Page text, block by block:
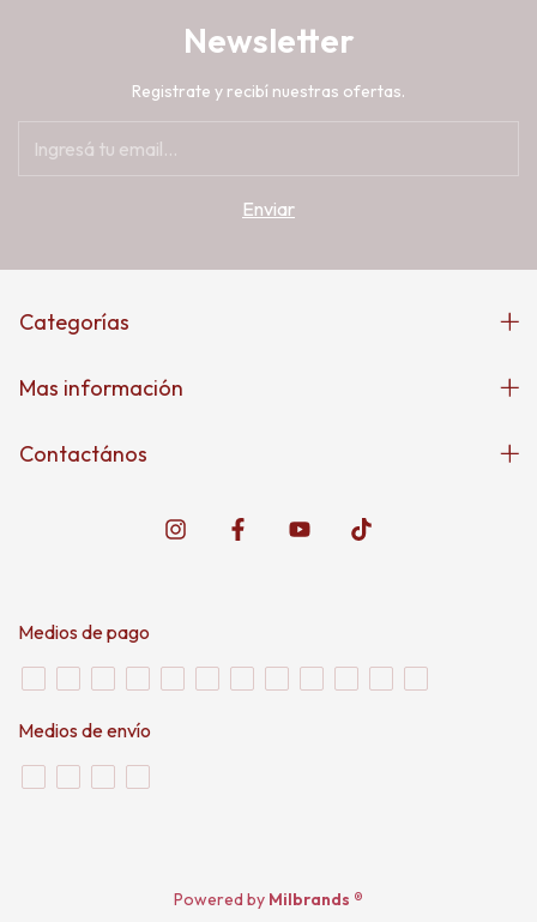
Newsletter
Registrate y recibí nuestras ofertas.
Categorías
Mas información
Contactános
Medios de pago
Medios de envío
Powered by Milbrands ®